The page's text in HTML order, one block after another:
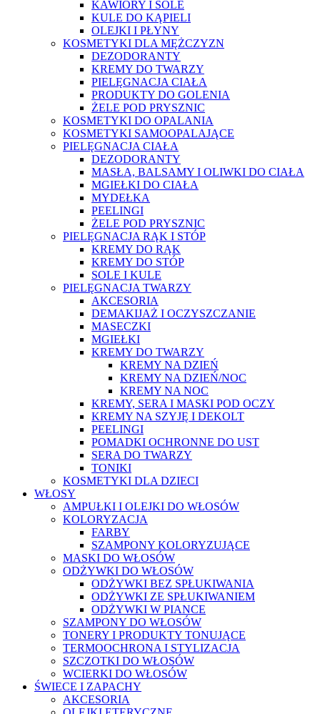
KAWIORY I SOLE
KULE DO KĄPIELI
OLEJKI I PŁYNY
KOSMETYKI DLA MĘŻCZYZN
DEZODORANTY
KREMY DO TWARZY
PIELĘGNACJA CIAŁA
PRODUKTY DO GOLENIA
ŻELE POD PRYSZNIC
KOSMETYKI DO OPALANIA
KOSMETYKI SAMOOPALAJĄCE
PIELĘGNACJA CIAŁA
DEZODORANTY
MASŁA, BALSAMY I OLIWKI DO CIAŁA
MGIEŁKI DO CIAŁA
MYDEŁKA
PEELINGI
ŻELE POD PRYSZNIC
PIELĘGNACJA RĄK I STÓP
KREMY DO RĄK
KREMY DO STÓP
SOLE I KULE
PIELĘGNACJA TWARZY
AKCESORIA
DEMAKIJAŻ I OCZYSZCZANIE
MASECZKI
MGIEŁKI
KREMY DO TWARZY
KREMY NA DZIEŃ
KREMY NA DZIEŃ/NOC
KREMY NA NOC
KREMY, SERA I MASKI POD OCZY
KREMY NA SZYJĘ I DEKOLT
PEELINGI
POMADKI OCHRONNE DO UST
SERA DO TWARZY
TONIKI
KOSMETYKI DLA DZIECI
WŁOSY
AMPUŁKI I OLEJKI DO WŁOSÓW
KOLORYZACJA
FARBY
SZAMPONY KOLORYZUJĄCE
MASKI DO WŁOSÓW
ODŻYWKI DO WŁOSÓW
ODŻYWKI BEZ SPŁUKIWANIA
ODŻYWKI ZE SPŁUKIWANIEM
ODŻYWKI W PIANCE
SZAMPONY DO WŁOSÓW
TONERY I PRODUKTY TONUJĄCE
TERMOOCHRONA I STYLIZACJA
SZCZOTKI DO WŁOSÓW
WCIERKI DO WŁOSÓW
ŚWIECE I ZAPACHY
AKCESORIA